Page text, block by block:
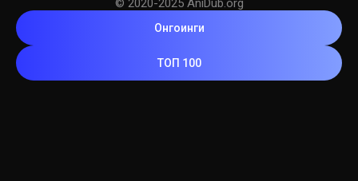
© 2020-2025 AniDub.org
Онгоинги
ТОП 100